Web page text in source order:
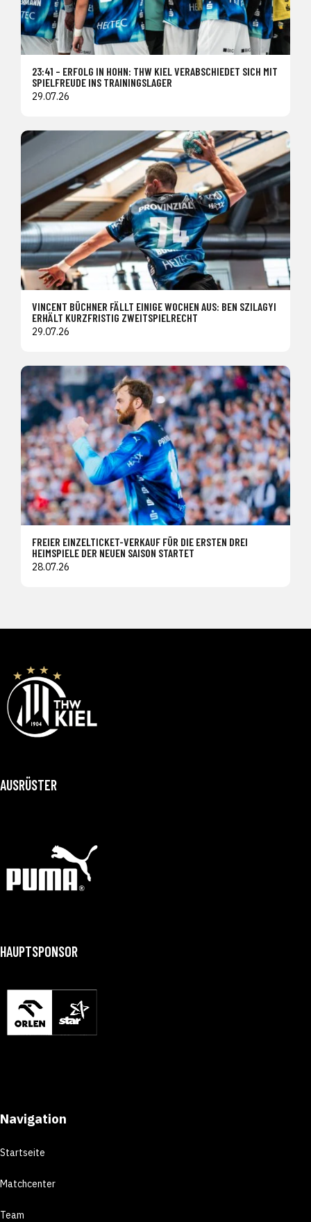
23:41 – ERFOLG IN HOHN: THW KIEL VERABSCHIEDET SICH MIT
SPIELFREUDE INS TRAININGSLAGER
29.07.26
VINCENT BÜCHNER FÄLLT EINIGE WOCHEN AUS: BEN SZILAGYI
ERHÄLT KURZFRISTIG ZWEITSPIELRECHT
29.07.26
FREIER EINZELTICKET-VERKAUF FÜR DIE ERSTEN DREI
HEIMSPIELE DER NEUEN SAISON STARTET
28.07.26
AUSRÜSTER
HAUPTSPONSOR
Navigation
Startseite
Matchcenter
Team